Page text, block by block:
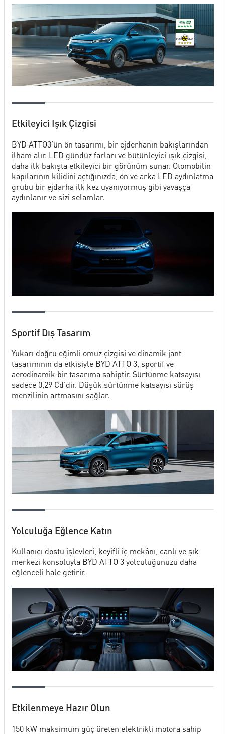
İLETİŞİM FORMU
Etkileyici Işık Çizgisi
BYD ATTO3’ün ön tasarımı, bir ejderhanın bakışlarından
ilham alır. LED gündüz farları ve bütünleyici ışık çizgisi,
daha ilk bakışta etkileyici bir görünüm sunar. Otomobilin
kapılarının kilidini açtığınızda, ön ve arka LED aydınlatma
grubu bir ejdarha ilk kez uyanıyormuş gibi yavaşça
aydınlanır ve sizi selamlar.
Sportif Dış Tasarım
Yukarı doğru eğimli omuz çizgisi ve dinamik jant
tasarımının da etkisiyle BYD ATTO 3, sportif ve
aerodinamik bir tasarıma sahiptir. Sürtünme katsayısı
sadece 0,29 Cd’dir. Düşük sürtünme katsayısı sürüş
menzilinin artmasını sağlar.
Yolculuğa Eğlence Katın
Kullanıcı dostu işlevleri, keyifli iç mekânı, canlı ve şık
merkezi konsoluyla BYD ATTO 3 yolculuğunuzu daha
eğlenceli hale getirir.
Etkilenmeye Hazır Olun
150 kW maksimum güç üreten elektrikli motora sahip